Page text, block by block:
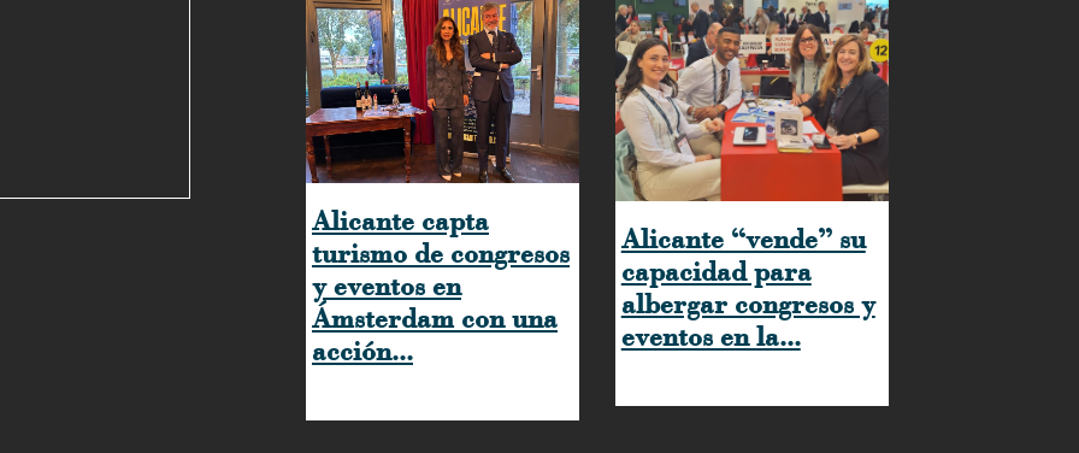
Alicante capta
turismo de congresos
y eventos en
Ámsterdam con una
acción...
Alicante “vende” su
capacidad para
albergar congresos y
eventos en la...